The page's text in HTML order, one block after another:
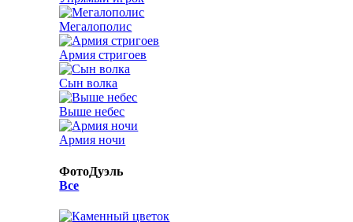
Мегалополис
Армия стригоев
Сын волка
Выше небес
Армия ночи
ФотоДуэль
Все